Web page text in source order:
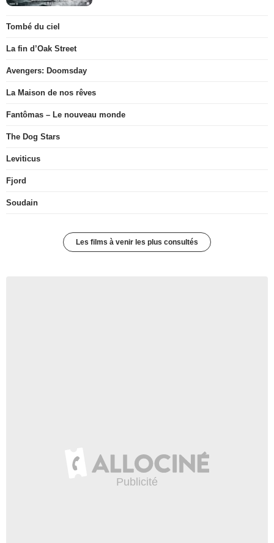
Tombé du ciel
La fin d’Oak Street
Avengers: Doomsday
La Maison de nos rêves
Fantômas – Le nouveau monde
The Dog Stars
Leviticus
Fjord
Soudain
Les films à venir les plus consultés